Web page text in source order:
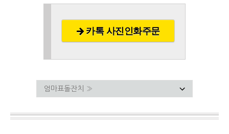
카톡 사진인화주문